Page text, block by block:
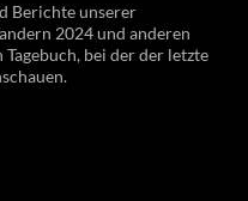
Berichte unserer
2024 und anderen
bei der der letzte